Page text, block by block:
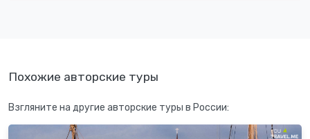
Похожие авторские туры
Взгляните на другие авторские туры в России: